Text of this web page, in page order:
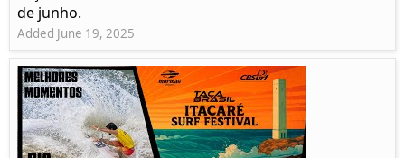
de junho.
Added June 19, 2025